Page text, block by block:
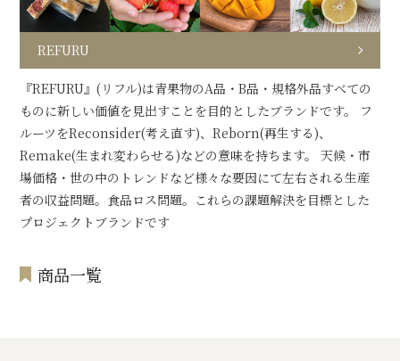
REFURU
『REFURU』(リフル)は青果物のA品・B品・規格外品すべての
ものに新しい価値を見出すことを目的としたブランドです。 フ
ルーツをReconsider(考え直す)、Reborn(再生する)、
Remake(生まれ変わらせる)などの意味を持ちます。 天候・市
場価格・世の中のトレンドなど様々な要因にて左右される生産
者の収益問題。食品ロス問題。これらの課題解決を目標とした
プロジェクトブランドです
商品一覧